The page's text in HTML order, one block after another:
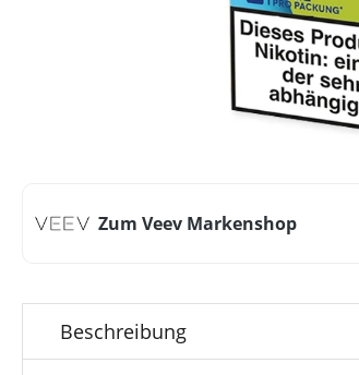
Zum Veev Markenshop
Beschreibung